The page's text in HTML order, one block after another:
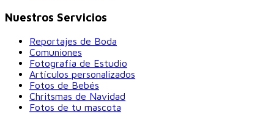
Nuestros Servicios
Reportajes de Boda
Comuniones
Fotografía de Estudio
Artículos personalizados
Fotos de Bebés
Chritsmas de Navidad
Fotos de tu mascota